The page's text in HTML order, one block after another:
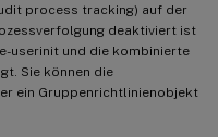
process tracking) auf der
deaktiviert ist
userinit und die kombinierte
Sie können die
ein Gruppenrichtlinienobjekt